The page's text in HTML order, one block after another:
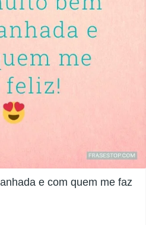
e com quem me faz